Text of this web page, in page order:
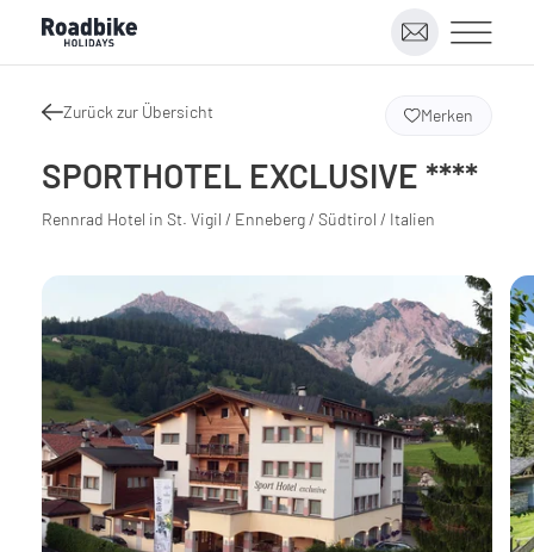
Zurück zur Übersicht
SPORTHOTEL EXCLUSIVE ****
Rennrad Hotel in St. Vigil / Enneberg / Südtirol / Italien
Merken